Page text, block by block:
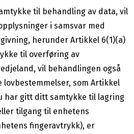
til behandling av data, vil
i samsvar med
herunder Artikkel 6(1)(a)
til overføring av
vil behandlingen også
som Artikkel
har gitt ditt samtykke til lagring
tilgang til enhetens
fingeravtrykk), er